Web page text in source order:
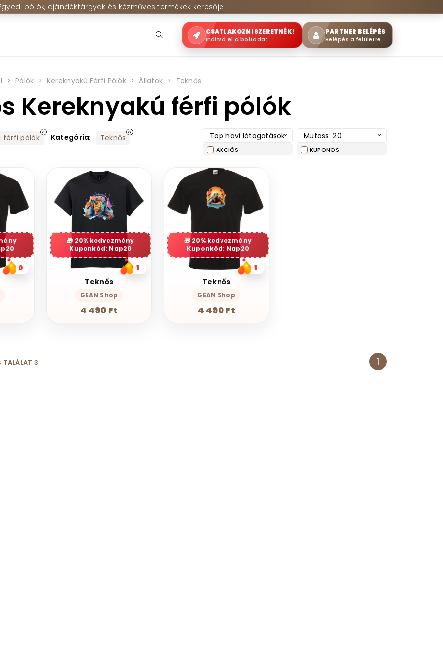
pólók, ajándéktárgyak és kézműves termékek keresője
CSATLAKOZNI SZERETNÉK!
Indítsd el a boltodat
PARTNER BELÉPÉS
Belépés a felületre
Pólók Kereknyakú Férfi Pólók Állatok Teknős
Kereknyakú férfi pólók
férfi pólók Kategória: Teknős Top havi látogatások Mutass: 20
AKCIÓS KUPONOS
0
20% kedvezmény
Kuponkód: Nap20
1
Teknős
GEAN Shop
4 490 Ft
20% kedvezmény
Kuponkód: Nap20
1
Teknős
GEAN Shop
4 490 Ft
TALÁLAT 3 1